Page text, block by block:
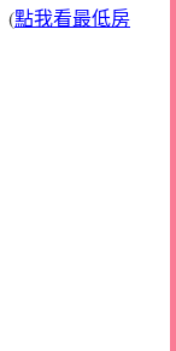
(點我看最低房